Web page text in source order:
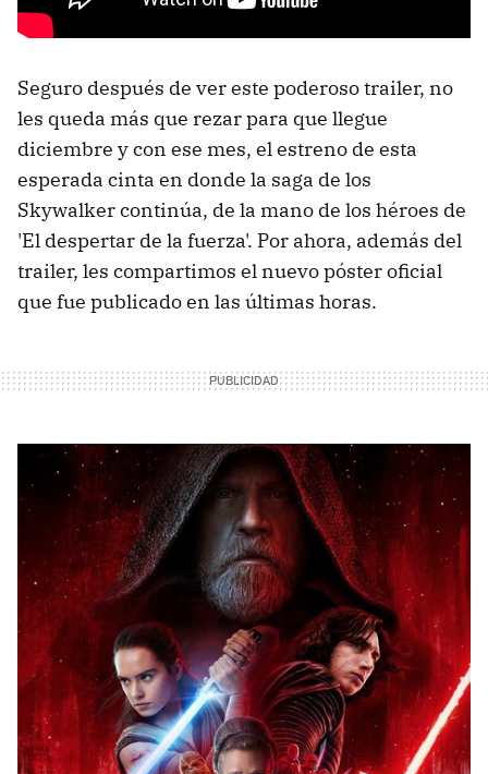
Seguro después de ver este poderoso trailer, no
les queda más que rezar para que llegue
diciembre y con ese mes, el estreno de esta
esperada cinta en donde la saga de los
Skywalker continúa, de la mano de los héroes de
'El despertar de la fuerza'. Por ahora, además del
trailer, les compartimos el nuevo póster oficial
que fue publicado en las últimas horas.